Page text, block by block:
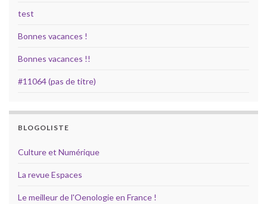
test
Bonnes vacances !
Bonnes vacances !!
#11064 (pas de titre)
BLOGOLISTE
Culture et Numérique
La revue Espaces
Le meilleur de l'Oenologie en France !